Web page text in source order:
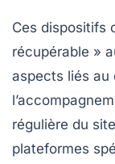
Ces dispositifs
récupérable »
aspects liés au
régulière du
plateformes